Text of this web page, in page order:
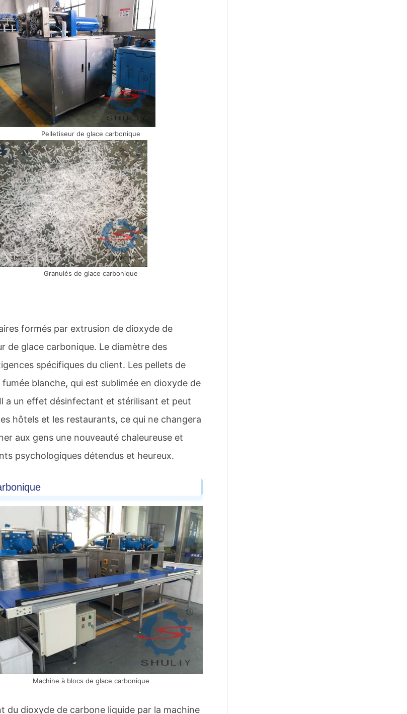
Pelletiseur de glace carbonique
Granulés de glace carbonique
formés par extrusion de dioxyde de
de glace carbonique. Le diamètre des
spécifiques du client. Les pellets de
blanche, qui est sublimée en dioxyde de
a un effet désinfectant et stérilisant et peut
hôtels et les restaurants, ce qui ne changera
aux gens une nouveauté chaleureuse et
psychologiques détendus et heureux.
Machine à blocs de glace carbonique
du dioxyde de carbone liquide par la machine